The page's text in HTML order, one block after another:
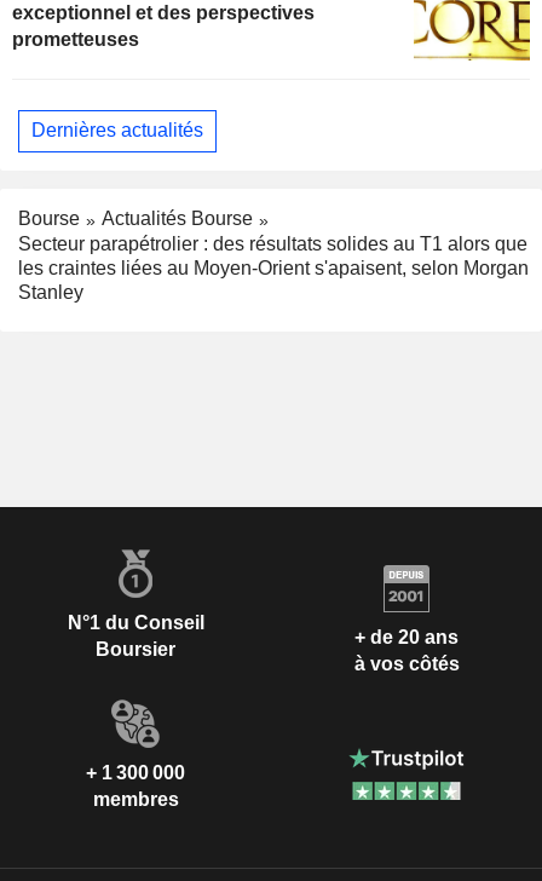
exceptionnel et des perspectives
prometteuses
Dernières actualités
Bourse
Actualités Bourse
Secteur parapétrolier : des résultats solides au T1 alors que
les craintes liées au Moyen-Orient s'apaisent, selon Morgan
Stanley
N°1 du Conseil
Boursier
+ de 20 ans
à vos côtés
+ 1 300 000
membres